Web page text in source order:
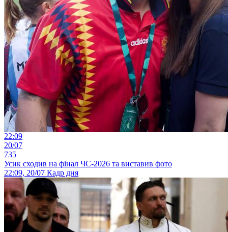
22:09
20/07
735
Усик сходив на фінал ЧС-2026 та виставив фото
22:09, 20/07 Кадр дня